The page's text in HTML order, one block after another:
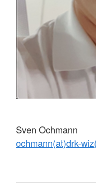
Sven Ochmann
ochmann(at)drk-